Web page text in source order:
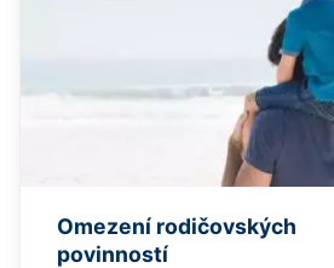
Omezení rodičovských
povinností